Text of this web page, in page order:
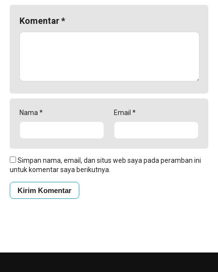
Komentar*
Nama* Email *
Simpan nama, email, dan situs web saya pada peramban ini
untuk komentar saya berikutnya.